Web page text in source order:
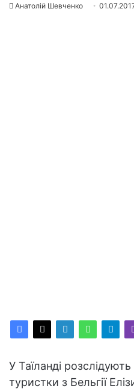
Анатолій Шевченко
У Таїланді
туристки з Бельгії